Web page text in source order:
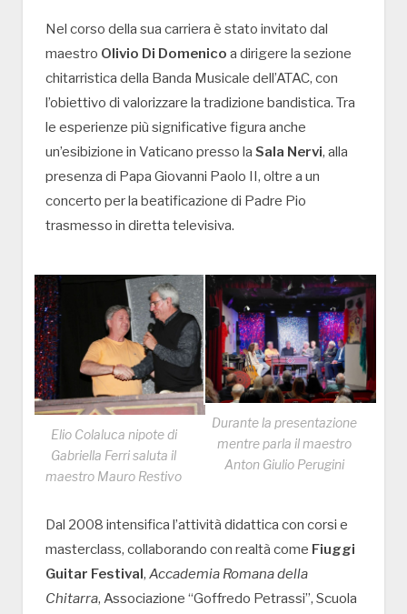
Nel corso della sua carriera è stato invitato dal
maestro Olivio Di Domenico a dirigere la sezione
chitarristica della Banda Musicale dell’ATAC, con
l’obiettivo di valorizzare la tradizione bandistica. Tra
le esperienze più significative figura anche
un’esibizione in Vaticano presso la Sala Nervi, alla
presenza di Papa Giovanni Paolo II, oltre a un
concerto per la beatificazione di Padre Pio
trasmesso in diretta televisiva.
Elio Colaluca nipote di
Gabriella Ferri saluta il
maestro Mauro Restivo
Durante la presentazione
mentre parla il maestro
Anton Giulio Perugini
Dal 2008 intensifica l’attività didattica con corsi e
masterclass, collaborando con realtà come Fiuggi
Guitar Festival, Accademia Romana della
Chitarra, Associazione “Goffredo Petrassi”, Scuola